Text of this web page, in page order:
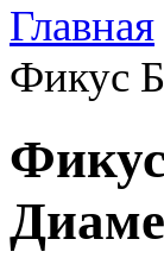
Главная
Фикус